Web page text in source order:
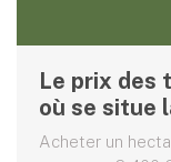
Le prix des
où se situe
Acheter un